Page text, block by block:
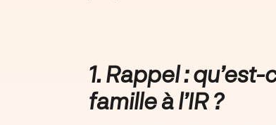
1. Rappel :
famille à l’IR ?